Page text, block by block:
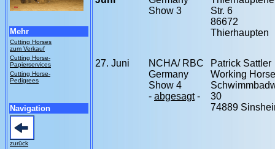
Mehr
Cutting Horses
zum Verkauf
Cutting Horse-
Papierservices
Cutting Horse-
Pedigrees
Navigation
zurück
Show 3
Str. 6
86672
Thierhaupten
27. Juni
NCHA/ RBC
Germany
Show 4
- abgesagt-
Patrick Sattler
Working
30
74889